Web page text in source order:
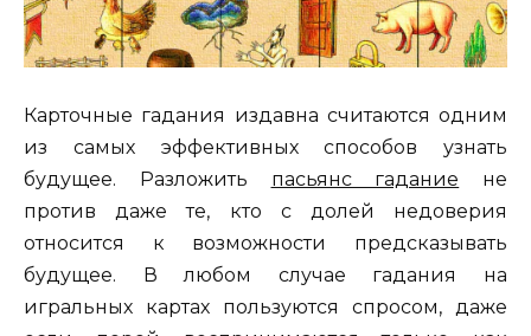
Карточные гадания издавна считаются одним
из самых эффективных способов узнать
будущее. Разложить пасьянс гадание не
против даже те, кто с долей недоверия
относится к возможности предсказывать
будущее. В любом случае гадания на
игральных картах пользуются спросом, даже